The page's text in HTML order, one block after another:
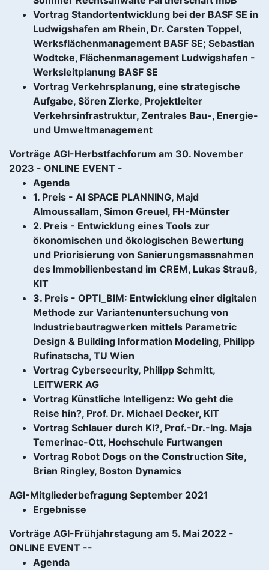
Vortrag Standortentwicklung bei der BASF SE in
Ludwigshafen am Rhein, Dr. Carsten Toppel,
Werksflächenmanagement BASF SE; Sebastian
Wodtcke, Flächenmanagement Ludwigshafen -
Werksleitplanung BASF SE
Vortrag Verkehrsplanung, eine strategische
Aufgabe, Sören Zierke, Projektleiter
Verkehrsinfrastruktur, Zentrales Bau-, Energie-
und Umweltmanagement
Vorträge AGI-Herbstfachforum am 30. November
2023 - ONLINE EVENT -
Agenda
1. Preis - AI SPACE PLANNING, Majd
Almoussallam, Simon Greuel, FH-Münster
2. Preis - Entwicklung eines Tools zur
ökonomischen und ökologischen Bewertung
und Priorisierung von Sanierungsmassnahmen
des Immobilienbestand im CREM, Lukas Strauß,
KIT
3. Preis - OPTI_BIM: Entwicklung einer digitalen
Methode zur Variantenuntersuchung von
Industriebautragwerken mittels Parametric
Design & Building Information Modeling, Philipp
Rufinatscha, TU Wien
Vortrag Cybersecurity, Philipp Schmitt,
LEITWERK AG
Vortrag Künstliche Intelligenz: Wo geht die
Reise hin?, Prof. Dr. Michael Decker, KIT
Vortrag Schlauer durch KI?, Prof.-Dr.-Ing. Maja
Temerinac-Ott, Hochschule Furtwangen
Vortrag Robot Dogs on the Construction Site,
Brian Ringley, Boston Dynamics
AGI-Mitgliederbefragung September 2021
Ergebnisse
Vorträge AGI-Frühjahrstagung am 5. Mai 2022 -
ONLINE EVENT --
Agenda